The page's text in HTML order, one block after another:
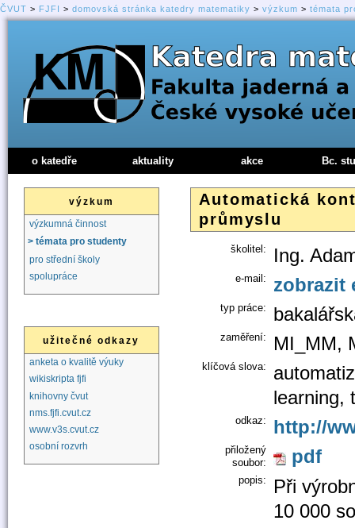
ČVUT > FJFI > domovská stránka katedry matematiky > výzkum > témata
Automatická
průmyslu
školitel: Ing.
e-mail: zobrazit
typ práce:
zaměření: MI_MM,
klíčová slova:
learning,
odkaz: http://
přiložený
soubor:
pdf
popis:
Při
10 000
o katedře aktuality akce Bc.
výzkum
výzkumná činnost
> témata pro studenty
pro střední školy
spolupráce
užitečné odkazy
anketa o kvalitě výuky
wikiskripta fjfi
knihovny čvut
nms.fjfi.cvut.cz
www.v3s.cvut.cz
osobní rozvrh